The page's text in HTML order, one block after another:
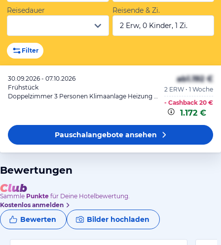
Reisedauer
Reisende & Zi.
2 Erw, 0 Kinder, 1 Zi.
Filter
30.09.2026 - 07.10.2026
Frühstück
Doppelzimmer 3 Personen Klimaanlage Heizung Bad oder Dusche Balk
ab1.192 €
2 ERW • 1 Woche
- Cashback 20 €
1.172 €
Pauschalangeboteansehen
Bewertungen
Sammle Punkte für Deine Hotelbewertung.
Kostenlos anmelden
Bewerten Bilder hochladen